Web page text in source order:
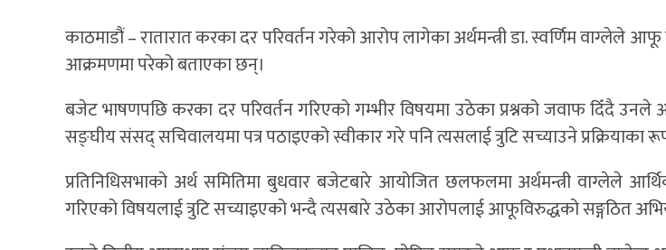
काठमाडौं – रातारात करका दर परिवर्तन गरेको आरोप लागेका अर्थमन्त्री डा. स्वर्णिम वाग्लेले
आक्रमणमा परेको बताएका छन्।
बजेट भाषणपछि करका दर परिवर्तन गरिएको गम्भीर विषयमा उठेका प्रश्नको जवाफ दिँदै उनले
सङ्घीय संसद् सचिवालयमा पत्र पठाइएको स्वीकार गरे पनि त्यसलाई त्रुटि सच्याउने प्रक्रियाका
प्रतिनिधिसभाको अर्थ समितिमा बुधवार बजेटबारे आयोजित छलफलमा अर्थमन्त्री वाग्लेले
गरिएको विषयलाई त्रुटि सच्याइएको भन्दै त्यसबारे उठेका आरोपलाई आफूविरुद्धको सङ्गठित